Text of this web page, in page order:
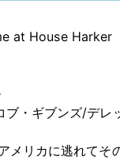
at House Harker
・ギブンズ/デレ
メリカに逃れてそ